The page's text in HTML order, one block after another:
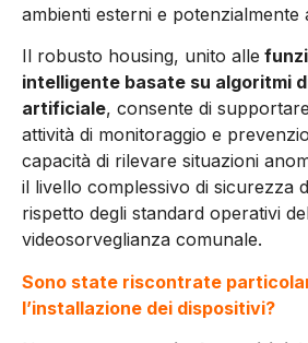
ambienti esterni e potenzialmente
Il robusto housing, unito alle
intel­ligente basate su algoritmi
artificiale, consen­te di
attività di monitoraggio e
capacità di rilevare situazio­ni
il livello complessivo di sicurez­za
rispetto degli standard operativi
videosorveglianza comunale.
Sono state riscontrate
l’in­stallazione dei dispositivi?